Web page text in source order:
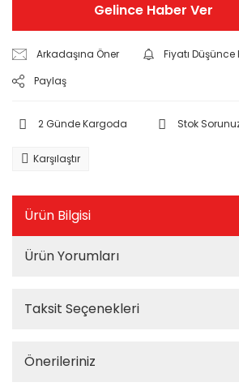
Gelince Haber Ver
Arkadaşına Öner
Fiyatı Düşünce
Paylaş
2 Günde Kargoda Stok
Karşılaştır
Ürün Bilgisi
Ürün Yorumları
Taksit Seçenekleri
Önerileriniz